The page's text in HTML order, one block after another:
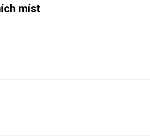
míst